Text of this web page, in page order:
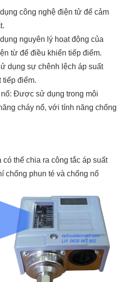
công nghệ điện tử để cảm
nguyên lý hoạt động của
từ để điều khiển tiếp điểm.
dụng sự chênh lệch áp suất
tiếp điểm.
Được sử dụng trong môi
cháy nổ, với tính năng chống
thể chia ra công tắc áp suất
chống phun té và chống nổ